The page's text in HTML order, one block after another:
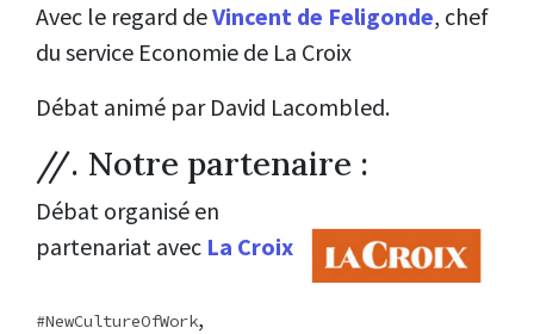
Avec le regard deVincent de Feligonde, chef
du service Economie de La Croix
Débat animé par David Lacombled.
//. Notre partenaire :
Débat organisé en
partenariat avec La Croix
NewCultureOfWork,